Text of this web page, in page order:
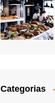
Categorias